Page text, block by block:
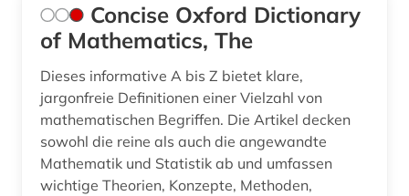
Concise Oxford Dictionary
of Mathematics, The
Dieses informative A bis Z bietet klare,
jargonfreie Definitionen einer Vielzahl von
mathematischen Begriffen. Die Artikel decken
sowohl die reine als auch die angewandte
Mathematik und Statistik ab und umfassen
wichtige Theorien, Konzepte, Methoden,